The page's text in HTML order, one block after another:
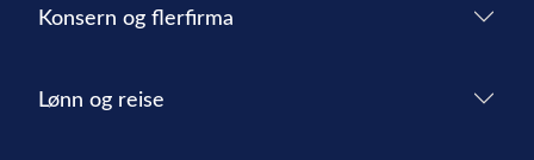
Konsern og flerfirma
Lønn og reise